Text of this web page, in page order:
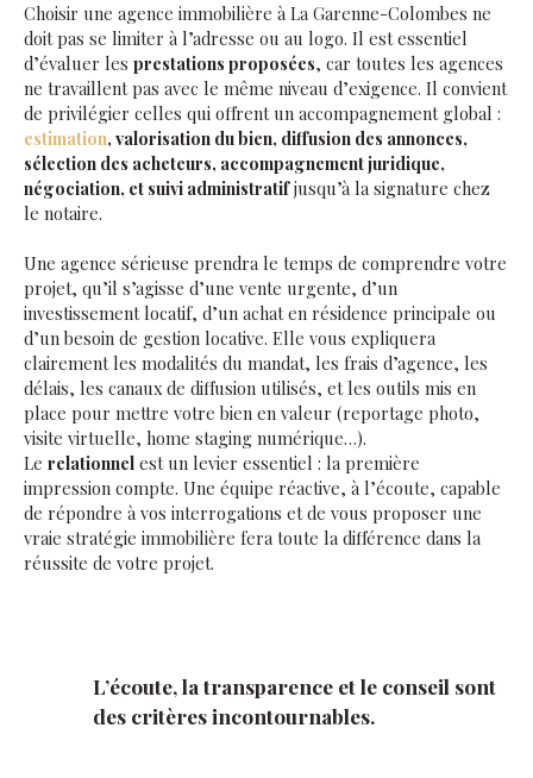
Choisir une agence immobilière à La Garenne-Colombes ne
doit pas se limiter à l’adresse ou au logo. Il est essentiel
d’évaluer les prestations proposées, car toutes les agences
ne travaillent pas avec le même niveau d’exigence. Il convient
de privilégier celles qui offrent un accompagnement global :
estimation, valorisation du bien, diffusion des annonces,
sélection des acheteurs, accompagnement juridique,
négociation, et suivi administratifjusqu’à la signature chez
le notaire.
Une agence sérieuse prendra le temps de comprendre votre
projet, qu’il s’agisse d’une vente urgente, d’un
investissement locatif, d’un achat en résidence principale ou
d’un besoin de gestion locative. Elle vous expliquera
clairement les modalités du mandat, les frais d’agence, les
délais, les canaux de diffusion utilisés, et les outils mis en
place pour mettre votre bien en valeur (reportage photo,
visite virtuelle, home staging numérique…).
Le relationnel est un levier essentiel : la première
impression compte. Une équipe réactive, à l’écoute, capable
de répondre à vos interrogations et de vous proposer une
vraie stratégie immobilière fera toute la différence dans la
réussite de votre projet.
L’écoute, la transparence et le conseil sont
des critères incontournables.